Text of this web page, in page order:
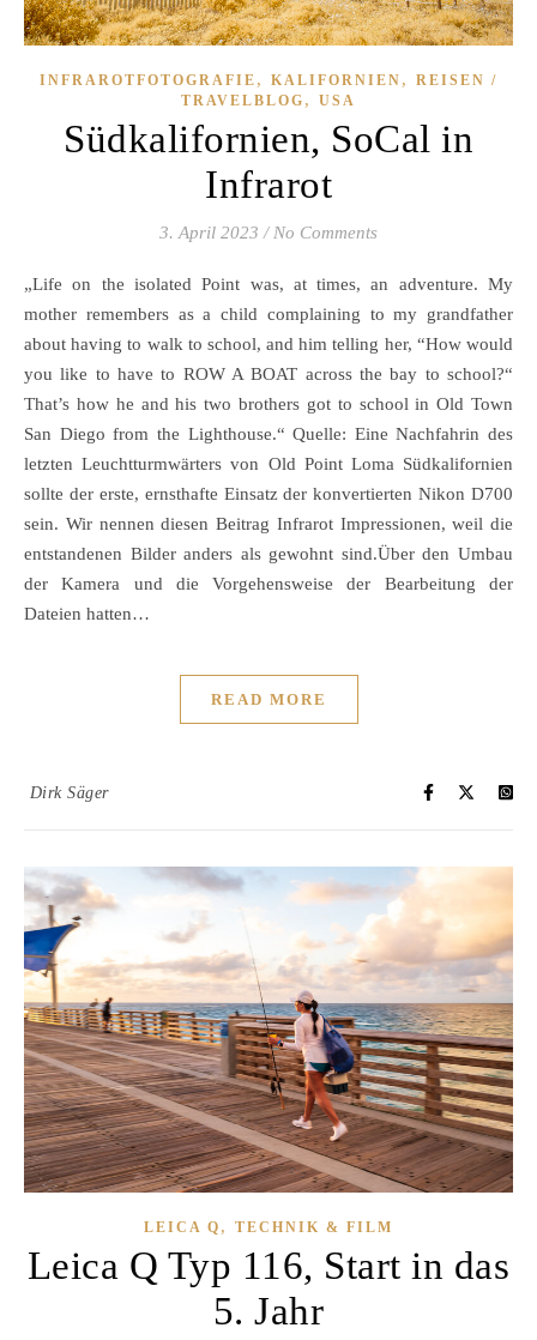
INFRAROTFOTOGRAFIE , KALIFORNIEN , REISEN /
TRAVELBLOG , USA
Südkalifornien, SoCal in
Infrarot
3. April 2023 / No Comments
„Life on the isolated Point was, at times, an adventure. My
mother remembers as a child complaining to my grandfather
about having to walk to school, and him telling her, “How would
you like to have to ROW A BOAT across the bay to school?“
That’s how he and his two brothers got to school in Old Town
San Diego from the Lighthouse.“ Quelle: Eine Nachfahrin des
letzten Leuchtturmwärters von Old Point Loma Südkalifornien
sollte der erste, ernsthafte Einsatz der konvertierten Nikon D700
sein. Wir nennen diesen Beitrag Infrarot Impressionen, weil die
entstandenen Bilder anders als gewohnt sind.Über den Umbau
der Kamera und die Vorgehensweise der Bearbeitung der
Dateien hatten…
READ MORE
Dirk Säger
LEICA Q , TECHNIK & FILM
Leica Q Typ 116, Start in das
5. Jahr